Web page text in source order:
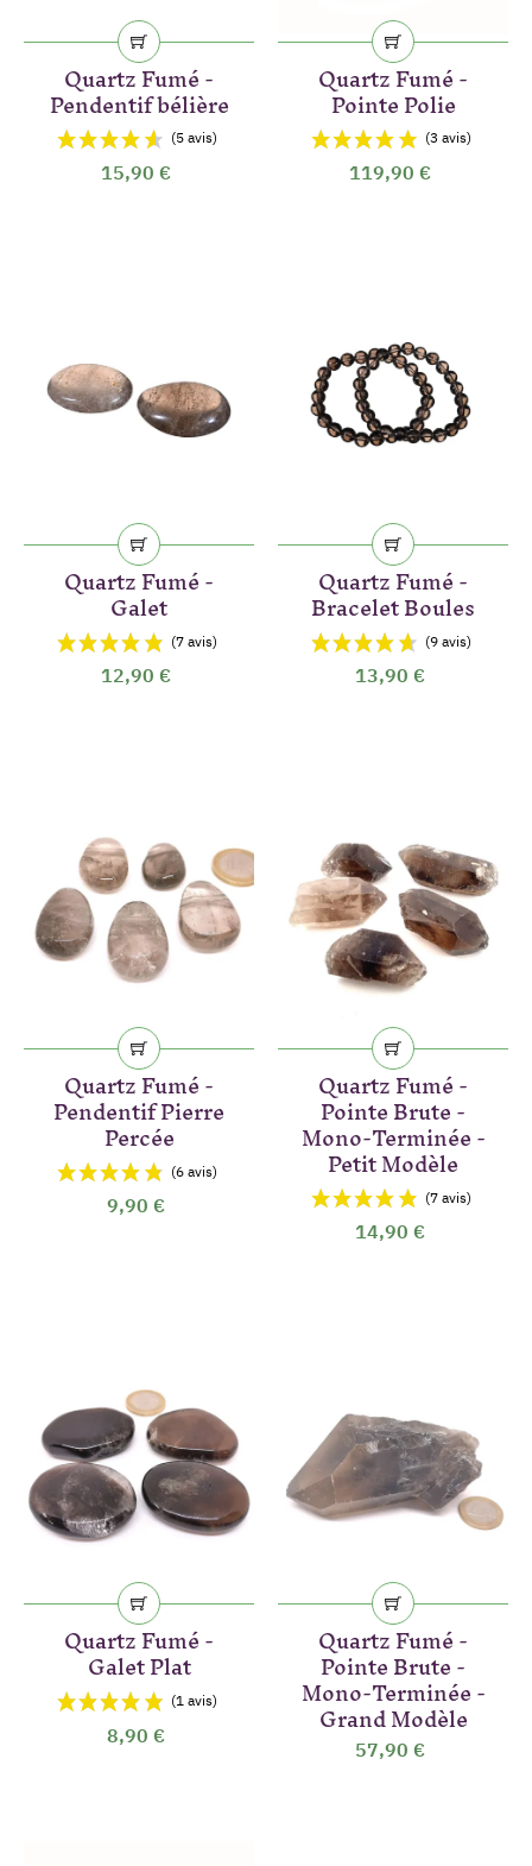
Quartz Fumé -
Pendentif bélière
15,90 €
Quartz Fumé -
Pointe Polie
119,90 €
Quartz Fumé -
Galet
12,90 €
Quartz Fumé -
Bracelet Boules
13,90 €
Quartz Fumé -
Pendentif Pierre
Percée
9,90 €
Quartz Fumé -
Pointe Brute -
Mono-Terminée -
Petit Modèle
14,90 €
Quartz Fumé -
Galet Plat
8,90 €
Quartz Fumé -
Pointe Brute -
Mono-Terminée -
Grand Modèle
57,90 €